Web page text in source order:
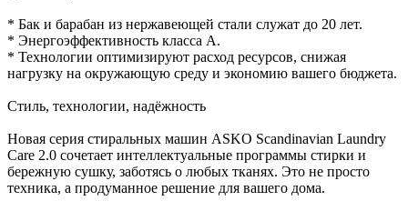
* Бак и барабан из нержавеющей стали служат до 20 лет.
* Энергоэффективность класса A.
* Технологии оптимизируют расход ресурсов, снижая
нагрузку на окружающую среду и экономию вашего бюджета.
Стиль, технологии, надёжность
Новая серия стиральных машин ASKO Scandinavian Laundry
Care 2.0 сочетает интеллектуальные программы стирки и
бережную сушку, заботясь о любых тканях. Это не просто
техника, а продуманное решение для вашего дома.